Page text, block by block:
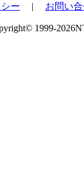
ー | お問い
1999-